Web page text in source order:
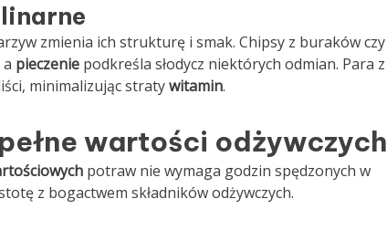
zmienia ich strukturę i smak. Chipsy z buraków czy
pieczeniepodkreśla słodycz niektórych odmian. Para z
minimalizując stratywitamin.
wartości odżywczych
potraw nie wymaga godzin spędzonych w
z bogactwem składników odżywczych.